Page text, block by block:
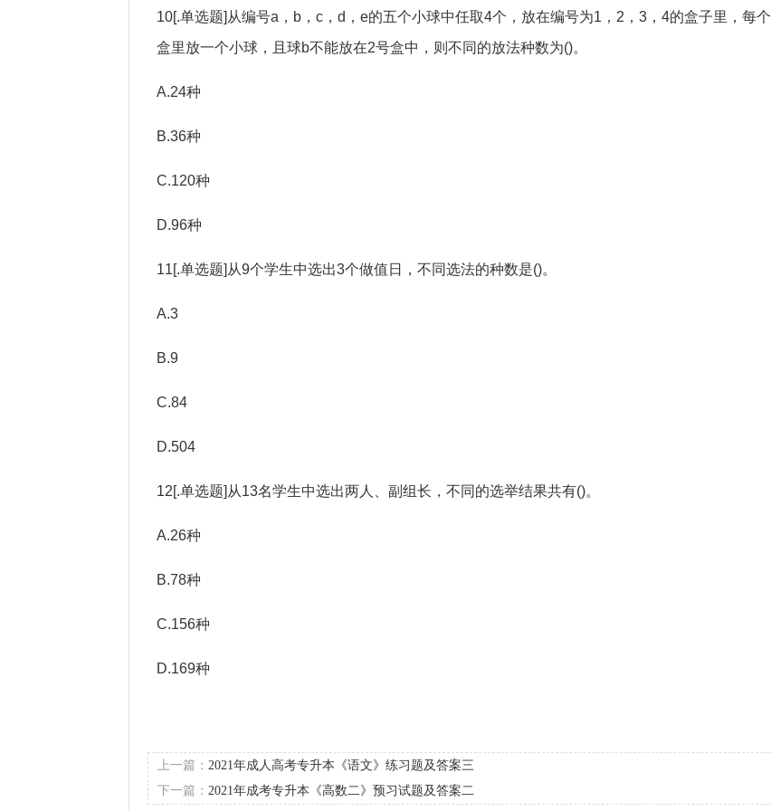
10[.单选题]从编号a，b，c，d，e的五个小球中任取4个，放在编号为1，2，3，4的盒子里，每个
盒里放一个小球，且球b不能放在2号盒中，则不同的放法种数为()。
A.24种
B.36种
C.120种
D.96种
11[.单选题]从9个学生中选出3个做值日，不同选法的种数是()。
A.3
B.9
C.84
D.504
12[.单选题]从13名学生中选出两人、副组长，不同的选举结果共有()。
A.26种
B.78种
C.156种
D.169种
上一篇： 2021年成人高考专升本《语文》练习题及答案三
下一篇： 2021年成考专升本《高数二》预习试题及答案二